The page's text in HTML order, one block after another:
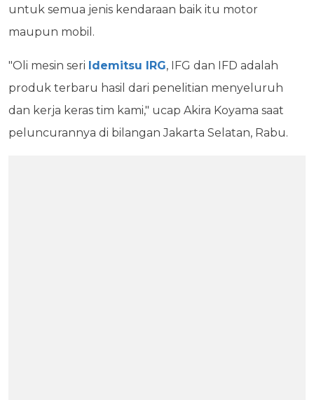
untuk semua jenis kendaraan baik itu motor
maupun mobil.
"Oli mesin seri Idemitsu IRG, IFG dan IFD adalah
produk terbaru hasil dari penelitian menyeluruh
dan kerja keras tim kami," ucap Akira Koyama saat
peluncurannya di bilangan Jakarta Selatan, Rabu.